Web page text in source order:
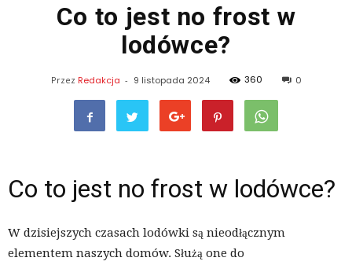
Co to jest no frost w
lodówce?
Przez Redakcja - 9 listopada 2024 360 0
Co to jest no frost w lodówce?
W dzisiejszych czasach lodówki są nieodłącznym
elementem naszych domów. Służą one do